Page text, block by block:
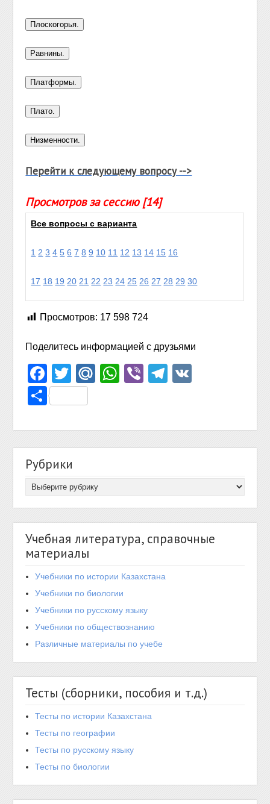
Перейти к следующему вопросу -->
Просмотров за сессию [14]
Все вопросы с варианта
1 2 3 4 5 6 7 8 9 10 11 12 13 14 15 16
17 18 19 20 21 22 23 24 25 26 27 28 29 30
Просмотров: 17 598 724
Поделитесь информацией с друзьями
Facebook
TwitterMail.Ru
WhatsApp
ViberTelegram
Отправить
Рубрики
Учебная литература, справочные
материалы
Учебники по истории Казахстана
Учебники по биологии
Учебники по русскому языку
Учебники по обществознанию
Различные материалы по учебе
Тесты (сборники, пособия и т.д.)
Тесты по истории Казахстана
Тесты по географии
Тесты по русскому языку
Тесты по биологии